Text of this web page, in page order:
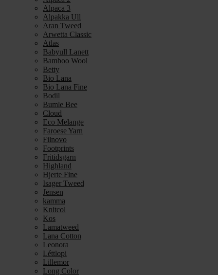
Alpaca 3
Alpakka Ull
Aran Tweed
Arwetta Classic
Atlas
Babyull Lanett
Bamboo Wool
Betty
Bio Lana
Bio Lana Fine
Bodil
Bumle Bee
Cloud
Eco Melange
Faroese Yarn
Filnovo
Footprints
Fritidsgarn
Highland
Hjerte Fine
Isager Tweed
Jensen
kamma
Knitcol
Kos
Lamatweed
Lana Cotton
Leonora
Léttlopi
Lillemor
Long Color